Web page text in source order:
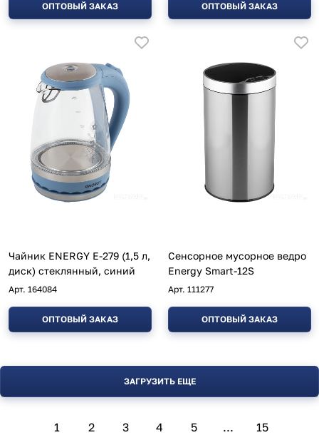
ОПТОВЫЙ ЗАКАЗ ОПТОВЫЙ ЗАКАЗ
Чайник ENERGY E-279 (1,5 л,
диск) стеклянный, синий
Арт. 164084
ОПТОВЫЙ ЗАКАЗ
Сенсорное мусорное ведро
Energy Smart-12S
Арт. 111277
ОПТОВЫЙ ЗАКАЗ
ЗАГРУЗИТЬ ЕЩЕ
1 2 3 4 5 ... 15